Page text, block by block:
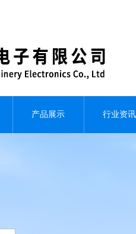
产品展示 行业资讯